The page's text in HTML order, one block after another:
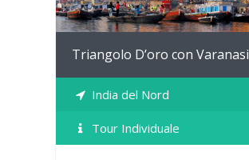
Triangolo D’oro con Varanasi
India del Nord
Tour Individuale